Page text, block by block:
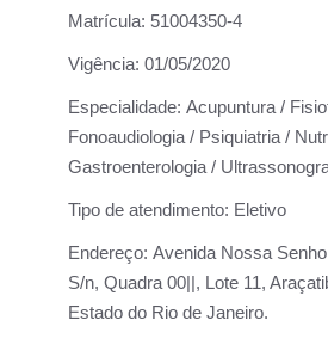
Matrícula: 51004350-4
Vigência: 01/05/2020
Especialidade: Acupuntura /
Fonoaudiologia / Psiquiatria /
Gastroenterologia /
Tipo de atendimento: Eletivo
Endereço: Avenida Nossa
S/n, Quadra 00||, Lote 11,
Estado do Rio de Janeiro.